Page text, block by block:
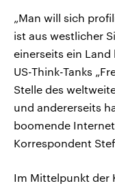
„Man will sich
ist aus westlicher
einerseits ein
US-Think-Tanks
Stelle des
und andererseits
boomende
Korrespondent
Im Mittelpunkt der